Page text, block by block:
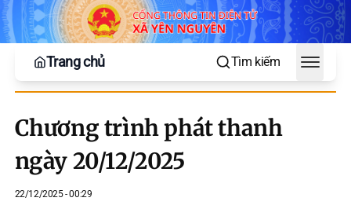
Trang chủ Tìm kiếm
Toggle
Chương trình phát thanh
ngày 20/12/2025
22/12/2025 - 00:29